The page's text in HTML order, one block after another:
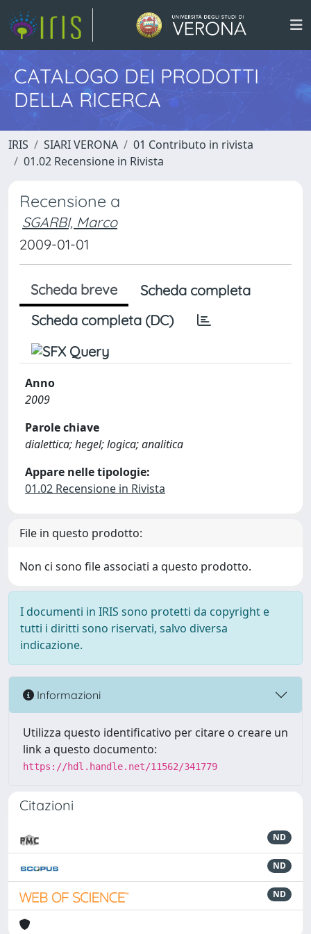
CATALOGO DEI PRODOTTI
DELLA RICERCA
IRIS SIARI VERONA
01 Contributo in rivista
01.02 Recensione in Rivista
Recensione a
SGARBI, Marco
2009-01-01
Scheda breve
Scheda completa
Scheda completa (DC)
Anno
2009
Parole chiave
dialettica; hegel; logica; analitica
Appare nelle tipologie:
01.02 Recensione in Rivista
File in questo prodotto:
Non ci sono file associati a questo prodotto.
I documenti in IRIS sono protetti da copyright e
tutti i diritti sono riservati, salvo diversa
indicazione.
Informazioni
Utilizza questo identificativo per citare o creare un
link a questo documento:
https://hdl.handle.net/11562/341779
Citazioni
ND
ND
ND